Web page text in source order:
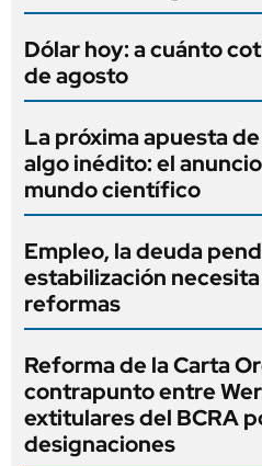
Dólar hoy: a cuánto
de agosto
La próxima apuesta
algo inédito: el
mundo científico
Empleo, la deuda
estabilización
reformas
Reforma de la Carta
contrapunto entre
extitulares del BCRA
designaciones